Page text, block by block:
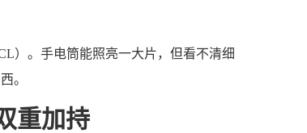
）。手电筒能照亮一大片，但看不清细
。
重加持